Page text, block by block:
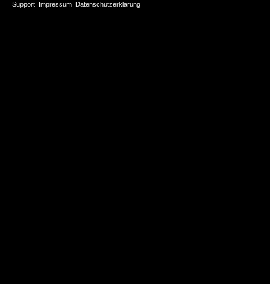
Support Impressum Datenschutzerklärung